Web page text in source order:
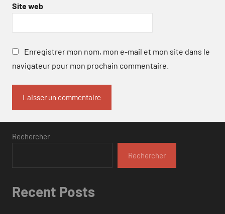
Site web
Enregistrer mon nom, mon e-mail et mon site dans le
navigateur pour mon prochain commentaire.
Rechercher
Rechercher
Recent Posts